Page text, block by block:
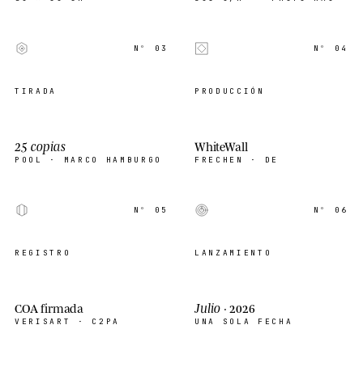
Nº 03
TIRADA
25 copias
POOL · MARCO HAMBURGO
Nº 04
PRODUCCIÓN
WhiteWall
FRECHEN · DE
Nº 05
REGISTRO
COA firmada
VERISART · C2PA
Nº 06
LANZAMIENTO
Julio · 2026
UNA SOLA FECHA